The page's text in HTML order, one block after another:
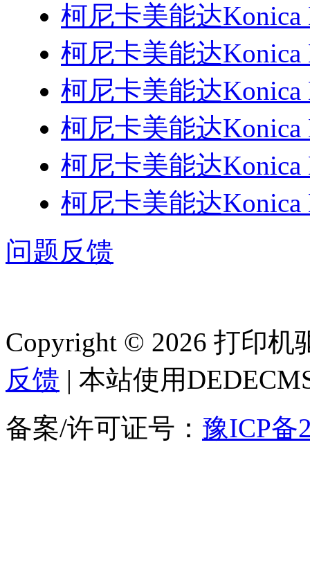
柯尼卡美能达
柯尼卡美能达
柯尼卡美能达
柯尼卡美能达
柯尼卡美能达
柯尼卡美能达
问题反馈
Copyright © 2026 打印
反馈 | 本站使用
备案/许可证号： 豫ICP备